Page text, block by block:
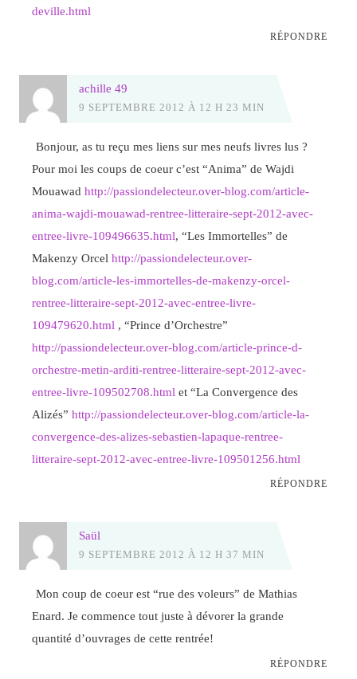
deville.html
RÉPONDRE
achille 49
9 SEPTEMBRE 2012 À 12 H 23 MIN
Bonjour, as tu reçu mes liens sur mes neufs livres lus ?
Pour moi les coups de coeur c’est “Anima” de Wajdi
Mouawadhttp://passiondelecteur.over-blog.com/article-
anima-wajdi-mouawad-rentree-litteraire-sept-2012-avec-
entree-livre-109496635.html, “Les Immortelles” de
Makenzy Orcelhttp://passiondelecteur.over-
blog.com/article-les-immortelles-de-makenzy-orcel-
rentree-litteraire-sept-2012-avec-entree-livre-
109479620.html , “Prince d’Orchestre”
http://passiondelecteur.over-blog.com/article-prince-d-
orchestre-metin-arditi-rentree-litteraire-sept-2012-avec-
entree-livre-109502708.html et “La Convergence des
Alizés”http://passiondelecteur.over-blog.com/article-la-
convergence-des-alizes-sebastien-lapaque-rentree-
litteraire-sept-2012-avec-entree-livre-109501256.html
RÉPONDRE
Saül
9 SEPTEMBRE 2012 À 12 H 37 MIN
Mon coup de coeur est “rue des voleurs” de Mathias
Enard. Je commence tout juste à dévorer la grande
quantité d’ouvrages de cette rentrée!
RÉPONDRE